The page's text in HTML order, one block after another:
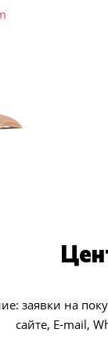
заявки на
сайте, E-mail,